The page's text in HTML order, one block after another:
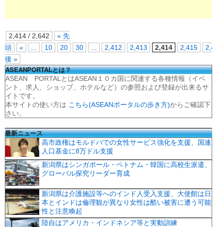
2,414 / 2,642
« 先
頭
« ... 10 20 30 ... 2,412 2,413 2,414 2,415
後 »
ASEANPORTALとは？
ASEAN PORTALとはASEAN１０カ国に関連する各種情報（イベ
ント、求人、ショップ、ホテルなど）の参照および登録が出来るサ
イトです。
本サイトの使い方は こちら(ASEANポータルの歩き方)からご確認下
さい。
最新ニュース
高市政権はモルドバでの女性サービス強化を支援、国連
人口基金に8万ドル支援
新潟県はシンガポール・ベトナム・韓国に高校生派遣、
グローバル探究リーダー育成
新潟県は介護施設等へのインド人受入支援、大使館は日
本とインドは倫理観が異なり女性は酷い被害に遭う可能
性と注意喚起
陸自はアメリカ・インドネシア等と実動訓練